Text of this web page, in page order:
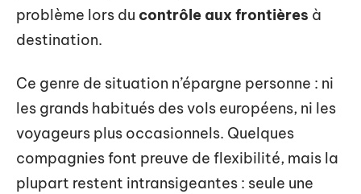
problème lors du contrôle aux frontières à
destination.
Ce genre de situation n’épargne personne : ni
les grands habitués des vols européens, ni les
voyageurs plus occasionnels. Quelques
compagnies font preuve de flexibilité, mais la
plupart restent intransigeantes : seule une